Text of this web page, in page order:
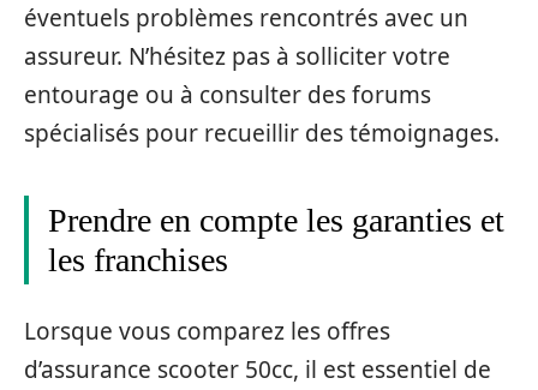
éventuels problèmes rencontrés avec un
assureur. N’hésitez pas à solliciter votre
entourage ou à consulter des forums
spécialisés pour recueillir des témoignages.
Prendre en compte les garanties et
les franchises
Lorsque vous comparez les offres
d’assurance scooter 50cc, il est essentiel de